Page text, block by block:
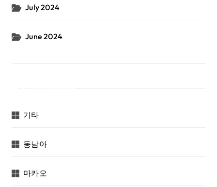
July 2024
June 2024
기타
동남아
마카오